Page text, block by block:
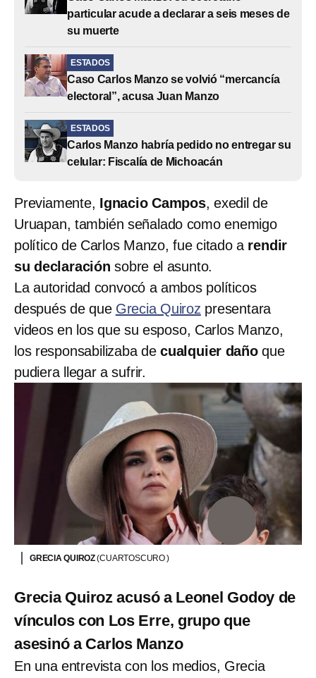
particular acude a declarar a seis meses de
su muerte
ESTADOS
Caso Carlos Manzo se volvió “mercancía
electoral”, acusa Juan Manzo
ESTADOS
Carlos Manzo habría pedido no entregar su
celular: Fiscalía de Michoacán
Previamente, Ignacio Campos, exedil de
Uruapan, también señalado como enemigo
político de Carlos Manzo, fue citado a rendir
su declaración sobre el asunto.
La autoridad convocó a ambos políticos
después de que Grecia Quiroz presentara
videos en los que su esposo, Carlos Manzo,
los responsabilizaba decualquier dañoque
pudiera llegar a sufrir.
GRECIA QUIROZ(CUARTOSCURO )
Grecia Quiroz acusó a Leonel Godoy de
vínculos con Los Erre, grupo que
asesinó a Carlos Manzo
En una entrevista con los medios, Grecia